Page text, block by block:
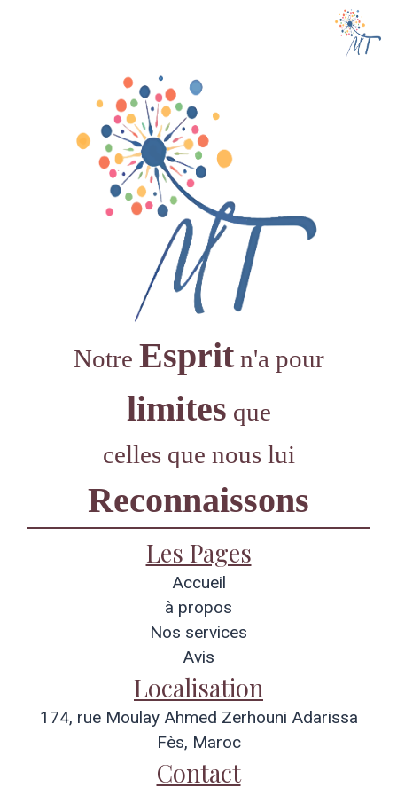
Notre Espritn'a pour
limites que
celles que nous lui
Reconnaissons
Les Pages
Accueil
à propos
Nos services
Avis
Localisation
174, rue Moulay Ahmed Zerhouni Adarissa
Fès, Maroc
Contact